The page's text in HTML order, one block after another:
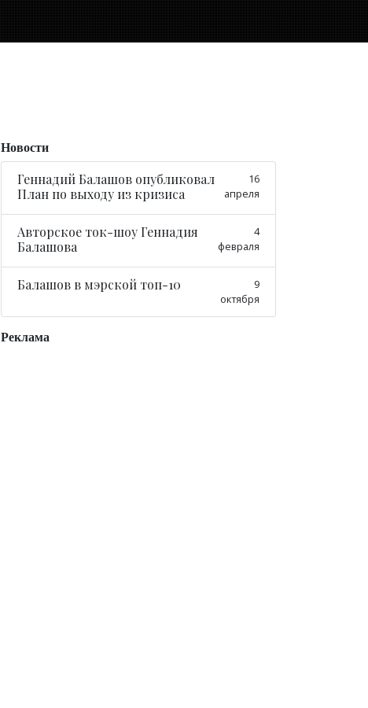
Новости
Геннадий Балашов опубликовал
План по выходу из кризиса
16
апреля
Авторское ток-шоу Геннадия
Балашова
4
февраля
Балашов в мэрской топ-10
9
октября
Реклама